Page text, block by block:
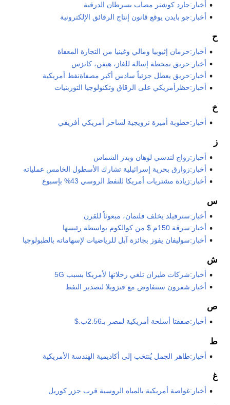
أخبار:جارد كوشنر مصاب بسرطان الدرقية
أخبار:جو بايدن يوقع قانون إنتاج الرقائق الإلكترونية
ح
أخبار:حرمان إثيوبيا ومالي وغينيا من التجارة المعفاة
أخبار:حريق بمحطة إسالة للغاز، هيفن، كانزس
أخبار:حريق يعطل جزئياً سادس أكبر مصفاة‌نفط أمريكية
أخبار:حظرأمريكي على الرقاق وتكنولوجيا التوربنيات
خ
أخبار:خطوبة أميرة نرويجية لساحر أمريكي أفريقي
ز
أخبار:زواج لندسي لوهان وبدر الشماس
أخبار:زوارق بحرية إسرائيلية تشارك الأسطول الخامس عملياته
أخبار:زيادة مشتريات أمريكا للنفط الروسي 43% بإسبوع
س
أخبار:سترفيلد يخلف فلتمان، مبعوثاً للقرن
أخبار:سرقة 150م.$ من كوالكوم بواسطة رئيسها
أخبار:سوليفان يفوز بجائزة آبل للرياضيات لإسهاماته بالطبولوجيا
ش
أخبار:شركات طيران تلغي رحلاتها لأمريكا بسبب 5G
أخبار:شفرون ستتفاوض مع فنزويلا لتصدير النفط
ص
أخبار:صفقتا أسلحة أمريكية لمصر بـ2.56ب.$
ط
أخبار:طاهر الجمل يُنتخب إلى أكاديمية الهندسة الأمريكية
غ
أخبار:غواصة أمريكية بالمياه الروسية قرب جزر كوريل